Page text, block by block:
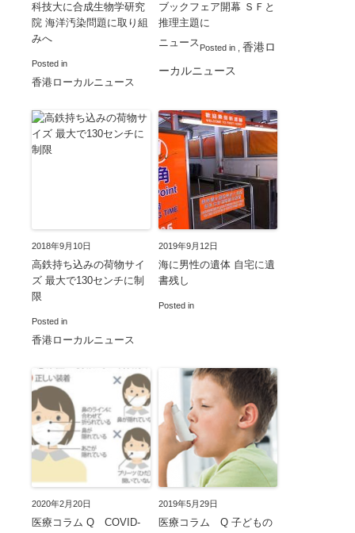
科技大に合成生物学研究
院 海洋汚染問題に取り組
みへ
Posted in
香港ローカルニュース
ブックフェア開幕 ＳＦと
推理主題に
Posted in
ニュース
香港ロ
ーカルニュース
2018年9月10日
高鉄持ち込みの荷物サイ
ズ 最大で130センチに制
限
Posted in
香港ローカルニュース
2019年9月12日
海に男性の遺体 自宅に遺
書残し
Posted in
2020年2月20日
医療コラム Q COVID-
2019年5月29日
医療コラム Q 子どもの